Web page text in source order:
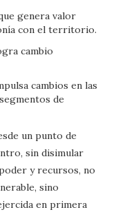
genera valor
con el territorio.
cambio
cambios en las
de
un punto de
sin disimular
y recursos, no
sino
en primera